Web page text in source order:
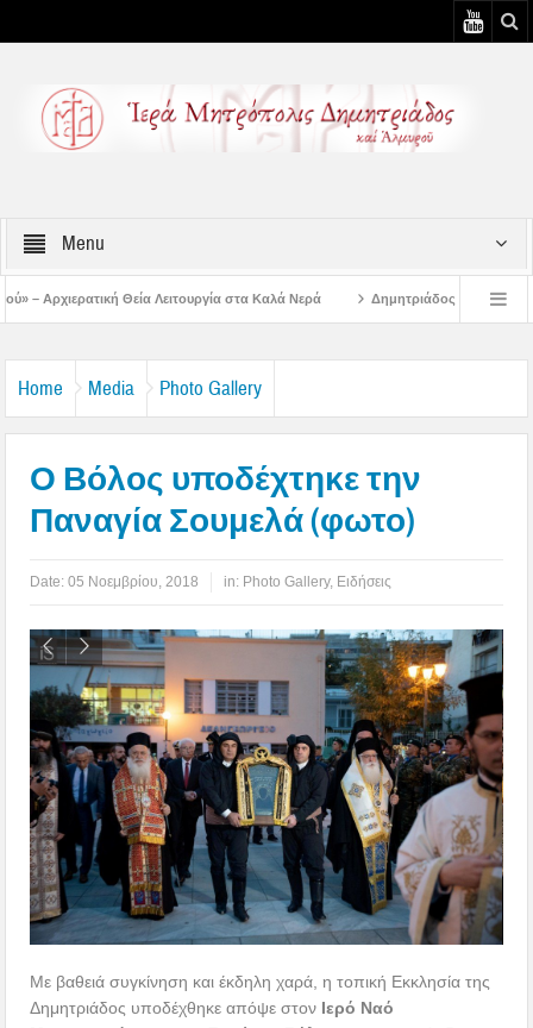
Menu
στα Καλά Νερά Δημητριάδος Ιγνάτιος: «Ο Ναός είναι ο τόπος
Home Media Photo Gallery
Ο Βόλος υποδέχτηκε την
Παναγία Σουμελά (φωτο)
Date:05 Νοεμβρίου, 2018 in: Photo Gallery, Ειδήσεις
Με βαθειά συγκίνηση και έκδηλη χαρά, η τοπική Εκκλησία της
Δημητριάδος υποδέχθηκε απόψε στον Ιερό Ναό